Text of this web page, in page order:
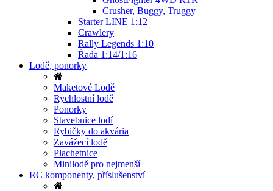
Crusher, Buggy, Truggy
Starter LINE 1:12
Crawlery
Rally Legends 1:10
Řada 1:14/1:16
Lodě, ponorky
Maketové Lodě
Rychlostní lodě
Ponorky
Stavebnice lodí
Rybičky do akvária
Zavážecí lodě
Plachetnice
Minilodě pro nejmenší
RC komponenty, příslušenství